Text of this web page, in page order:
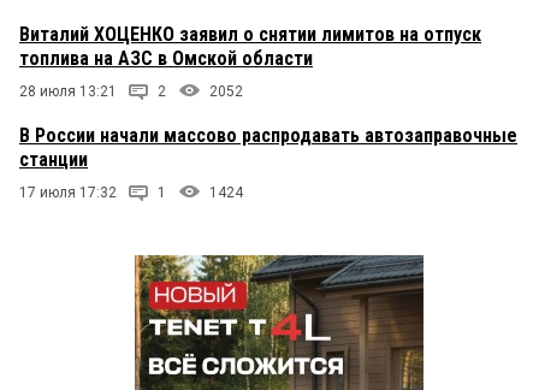
Виталий ХОЦЕНКО заявил о снятии лимитов на отпуск
топлива на АЗС в Омской области
28 июля 13:21 2 2052
В России начали массово распродавать автозаправочные
станции
17 июля 17:32 1 1424